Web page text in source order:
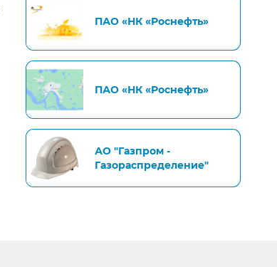
ПАО «НК «Роснефть»
ПАО «НК «Роснефть»
АО "Газпром -
Газораспределение"